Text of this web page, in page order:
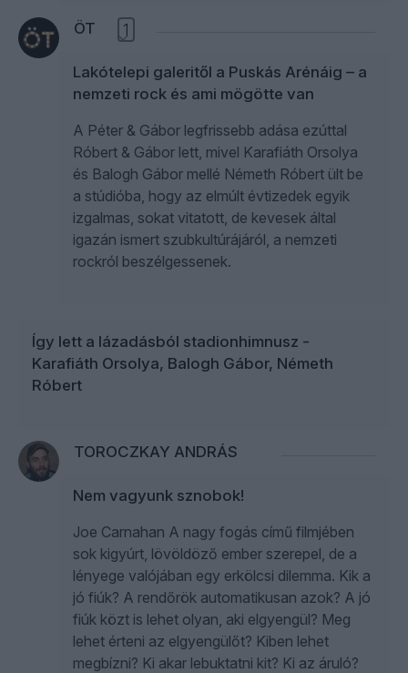
ÖT 1
Lakótelepi galeritől a Puskás Arénáig – a
nemzeti rock és ami mögötte van
A Péter & Gábor legfrissebb adása ezúttal
Róbert & Gábor lett, mivel Karafiáth Orsolya
és Balogh Gábor mellé Németh Róbert ült be
a stúdióba, hogy az elmúlt évtizedek egyik
izgalmas, sokat vitatott, de kevesek által
igazán ismert szubkultúrájáról, a nemzeti
rockról beszélgessenek.
Így lett a lázadásból stadionhimnusz -
Karafiáth Orsolya, Balogh Gábor, Németh
Róbert
TOROCZKAY ANDRÁS
Nem vagyunk sznobok!
Joe Carnahan A nagy fogás című filmjében
sok kigyúrt, lövöldöző ember szerepel, de a
lényege valójában egy erkölcsi dilemma. Kik a
jó fiúk? A rendőrök automatikusan azok? A jó
fiúk közt is lehet olyan, aki elgyengül? Meg
lehet érteni az elgyengülőt? Kiben lehet
megbízni? Ki akar lebuktatni kit? Ki az áruló?